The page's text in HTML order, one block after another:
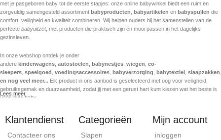
met je pasgeboren baby tot de eerste stapjes: onze online babywinkel biedt een ruim en
zorgvuldig samengesteld assortiment babyproducten babyartikelen en babyspullen die
comfort, veiligheid en kwaliteit combineren. Wij helpen ouders bij het samenstellen van de
perfecte babyuitzet, met producten die praktisch zijn én mooi passen in het dagelijks
gezinsleven.
In onze webshop ontdek je onder
andere kinderwagens autostoelen babynestjes wiegen co-
sleepers speelgoed voedingsaccessoires babyverzorging babytextiel slaapzakken
en nog veel meer... Elk product in ons aanbod is geselecteerd met oog voor veiligheid,
gebruiksgemak en duurzaamheid, zodat jij met een gerust hart kunt kiezen wat het beste is
voor jouw baby.
Babyoase staat voor betrouwbare kwaliteit en werkt samen met sterke en gekende
babymerken. We volgen de nieuwste trends in babyproducten, maar verliezen daarbij nooit
het belang van comfort en veiligheid uit het oog. Of je nu op zoek bent naar een veilige
Lees meer
Klantendienst
Contacteer ons
Categorieën
Slapen
Mijn account
inloggen